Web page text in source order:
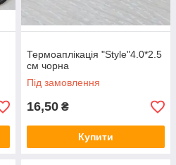
Термоаплікація "Style"4.0*2.5
см чорна
Під замовлення
16,50 ₴
Купити